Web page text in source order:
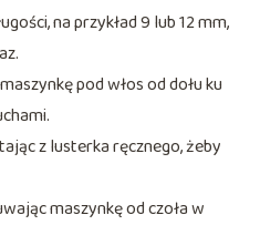
na przykład 9 lub 12 mm,
pod włos od dołu ku
z lusterka ręcznego, żeby
maszynkę od czoła w